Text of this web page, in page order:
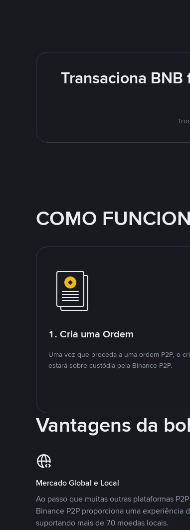
Transaciona
COMO
1. Cria uma Ordem
Uma vez que proceda a uma ordem P2P, o
estará sobre custódia pela Binance P2P.
Vantagens da
Mercado Global e Local
Ao passo que muitas outras plataformas
Binance P2P proporciona uma experiência
suportando mais de 70 moedas locais.